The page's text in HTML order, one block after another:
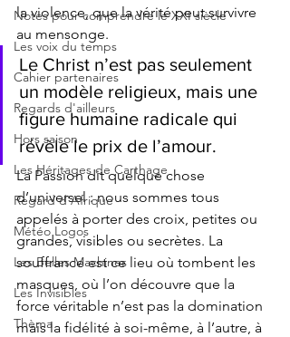
Notes pour comprendre le XXI siècle
Les voix du temps
Cahier partenaires
Regards d'ailleurs
Hors saison
Les Héritages de Carthage
Regard d'Afrique
Météo Logos
Les Belles Machines
Les Invisibles
Thèma
la violence, que la vérité peut survivre
au mensonge.
Le Christ n’est pas seulement
un modèle religieux, mais une
figure humaine radicale qui
révèle le prix de l’amour.
La Passion dit quelque chose
d’universel : nous sommes tous
appelés à porter des croix, petites ou
grandes, visibles ou secrètes. La
souffrance est ce lieu où tombent les
masques, où l’on découvre que la
force véritable n’est pas la domination
mais la fidélité à soi-même, à l’autre, à